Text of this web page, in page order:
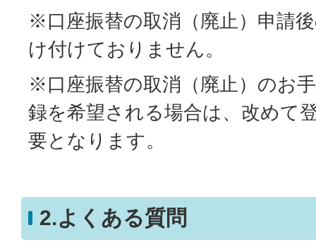
※口座振替の取消（廃止）申請
け付けておりません。
※口座振替の取消（廃止）のお
録を希望される場合は、改めて
要となります。
2.よくある質問